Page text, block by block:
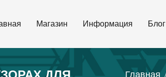
Магазин Информация Блог
Главная